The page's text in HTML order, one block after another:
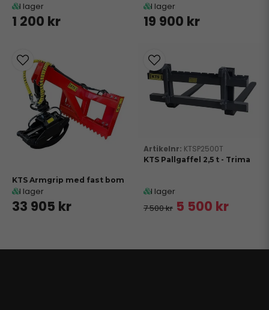
I lager
1 200 kr
I lager
19 900 kr
KTS Armgrip med fast bom
I lager
33 905 kr
KTSP2500T
KTS Pallgaffel 2,5 t - Trima
I lager
7 500 kr 5 500 kr